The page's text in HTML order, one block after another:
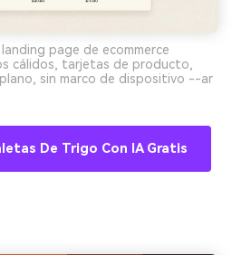
page de ecommerce
cálidos, tarjetas de producto,
sin marco de dispositivo --ar
De Trigo Con IA Gratis